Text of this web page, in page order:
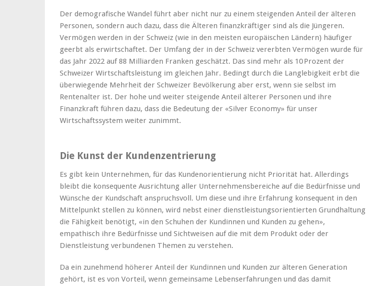
Der demografische Wandel führt aber nicht nur zu einem steigenden Anteil der älteren
Personen, sondern auch dazu, dass die Älteren finanzkräftiger sind als die Jüngeren.
Vermögen werden in der Schweiz (wie in den meisten europäischen Ländern) häufiger
geerbt als erwirtschaftet. Der Umfang der in der Schweiz vererbten Vermögen wurde für
das Jahr 2022 auf 88 Milliarden Franken geschätzt. Das sind mehr als 10 Prozent der
Schweizer Wirtschaftsleistung im gleichen Jahr. Bedingt durch die Langlebigkeit erbt die
überwiegende Mehrheit der Schweizer Bevölkerung aber erst, wenn sie selbst im
Rentenalter ist. Der hohe und weiter steigende Anteil älterer Personen und ihre
Finanzkraft führen dazu, dass die Bedeutung der «Silver Economy» für unser
Wirtschaftssystem weiter zunimmt.
Die Kunst der Kundenzentrierung
Es gibt kein Unternehmen, für das Kundenorientierung nicht Priorität hat. Allerdings
bleibt die konsequente Ausrichtung aller Unternehmensbereiche auf die Bedürfnisse und
Wünsche der Kundschaft anspruchsvoll. Um diese und ihre Erfahrung konsequent in den
Mittelpunkt stellen zu können, wird nebst einer dienstleistungsorientierten Grundhaltung
die Fähigkeit benötigt, «in den Schuhen der Kundinnen und Kunden zu gehen»,
empathisch ihre Bedürfnisse und Sichtweisen auf die mit dem Produkt oder der
Dienstleistung verbundenen Themen zu verstehen.
Da ein zunehmend höherer Anteil der Kundinnen und Kunden zur älteren Generation
gehört, ist es von Vorteil, wenn gemeinsame Lebenserfahrungen und das damit